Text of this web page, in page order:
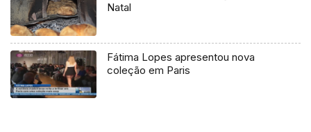
Natal
Fátima Lopes apresentou nova
coleção em Paris